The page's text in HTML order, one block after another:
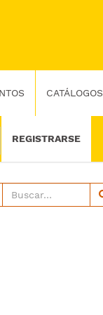
CATÁLOGOS
REGISTRARSE